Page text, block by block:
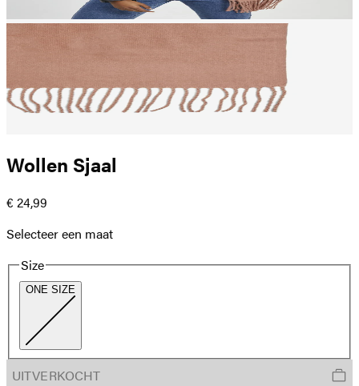
Wollen Sjaal
€ 24,99
Selecteer een maat
Size
ONE SIZE
UITVERKOCHT